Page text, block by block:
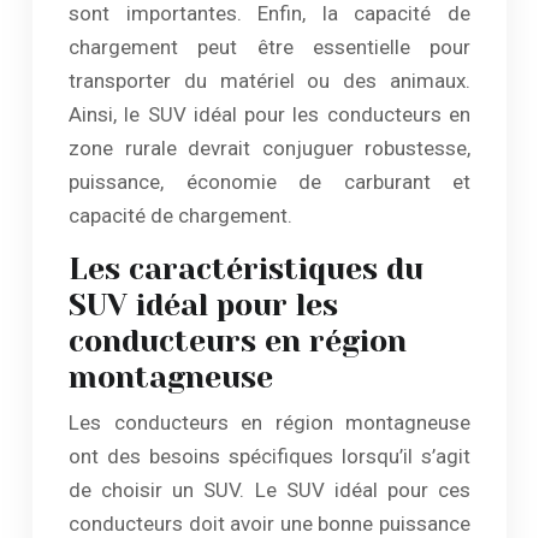
sont importantes. Enfin, la capacité de
chargement peut être essentielle pour
transporter du matériel ou des animaux.
Ainsi, le SUV idéal pour les conducteurs en
zone rurale devrait conjuguer robustesse,
puissance, économie de carburant et
capacité de chargement.
Les caractéristiques du
SUV idéal pour les
conducteurs en région
montagneuse
Les conducteurs en région montagneuse
ont des besoins spécifiques lorsqu’il s’agit
de choisir un SUV. Le SUV idéal pour ces
conducteurs doit avoir une bonne puissance